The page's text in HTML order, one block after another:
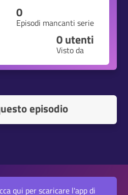
0
Episodi mancanti serie
0utenti
Visto da
episodio
qui per scaricare l'app di